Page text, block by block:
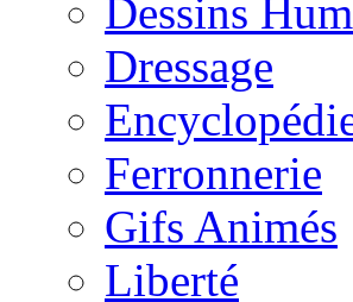
Dessins
Dressage
Ferronnerie
Gifs Animés
Liberté